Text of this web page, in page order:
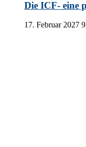
Die ICF- eine
17. Februar 2027